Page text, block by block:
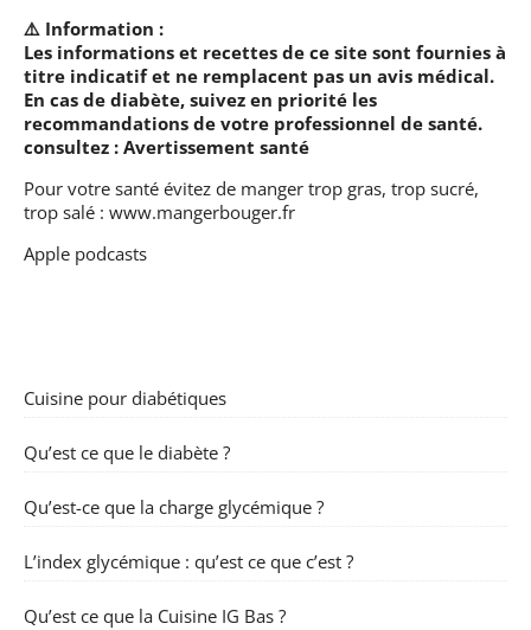
⚠️ Information :
Les informations et recettes de ce site sont fournies à
titre indicatif et ne remplacent pas un avis médical.
En cas de diabète, suivez en priorité les
recommandations de votre professionnel de santé.
consultez : Avertissement santé
Pour votre santé évitez de manger trop gras, trop sucré,
trop salé : www.mangerbouger.fr
Apple podcasts
Cuisine pour diabétiques
Qu’est ce que le diabète ?
Qu’est-ce que la charge glycémique ?
L’index glycémique : qu’est ce que c’est ?
Qu’est ce que la Cuisine IG Bas ?